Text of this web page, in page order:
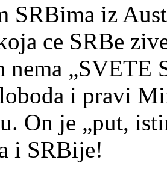
SRBima iz
ce SRBe
nema
i pravi
On je „put,
i SRBije!